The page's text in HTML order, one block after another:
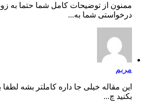
ممنون از توضیحات کامل شما حتما به
درخواستی شما به...
مریم
این مقاله خیلی جا داره کاملتر بشه
بکنید چ...